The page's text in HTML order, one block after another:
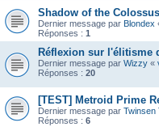
Shadow of the
Dernier message par Blondex
Réponses : 1
Réflexion sur l'élitisme
Dernier message par Wizzy «
Réponses : 20
[TEST] Metroid Prime
Dernier message par Twinsen
Réponses : 6